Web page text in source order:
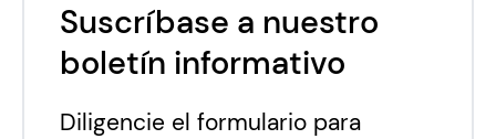
Pensar más allá de las
características del CMS
Suscríbase a nuestro
boletín informativo
Diligencie el formulario para